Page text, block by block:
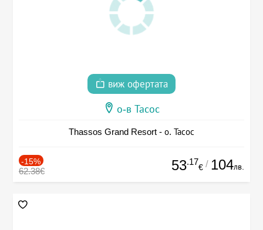
виж офертата
о-в Тасос
Thassos Grand Resort - о. Тасос
-15%
62.38€ 53.17
€ / 104лв.